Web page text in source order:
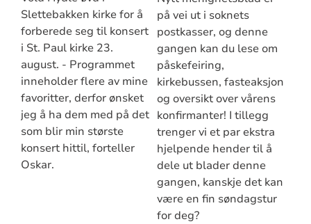
Slettebakken kirke for å
forberede seg til konsert
i St. Paul kirke 23.
august. - Programmet
inneholder flere av mine
favoritter, derfor ønsket
jeg å ha dem med på det
som blir min største
konsert hittil, forteller
Oskar.
på vei ut i soknets
postkasser, og denne
gangen kan du lese om
påskefeiring,
kirkebussen, fasteaksjon
og oversikt over vårens
konfirmanter! I tillegg
trenger vi et par ekstra
hjelpende hender til å
dele ut blader denne
gangen, kanskje det kan
være en fin søndagstur
for deg?